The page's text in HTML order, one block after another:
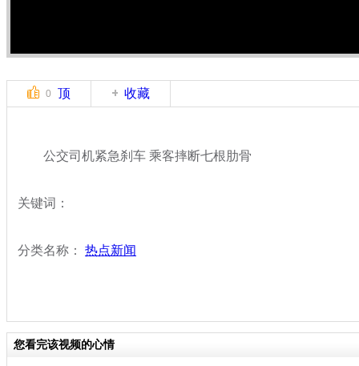
0 顶 收藏
公交司机紧急刹车 乘客摔断七根肋骨
关键词：
分类名称： 热点新闻
您看完该视频的心情